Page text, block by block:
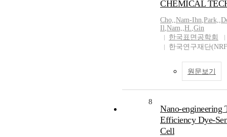
CHEMICAL
Cho,,Nam-Ihn,Park,,
Il,Nam,,H.,Gin
한국표면공학회
한국연구재단
원문보기
8
Nano-engineering
Efficiency Dye-
Cell